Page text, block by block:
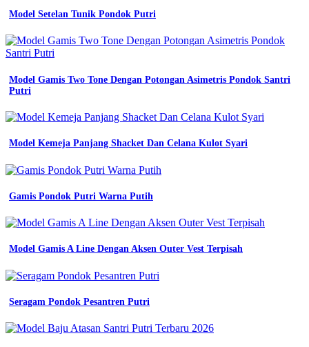
Seragam
Kerja
Warna
Biru
macam
macam
kerja
seragam
elegan
penampilan
profesional
jenis
dan
seragam
sesuai
konveksi
150
Model Setelan Tunik Pondok Putri
Model Gamis Two Tone Dengan Potongan Asimetris Pondok Santri
Putri
Model Kemeja Panjang Shacket Dan Celana Kulot Syari
Gamis Pondok Putri Warna Putih
Model Gamis A Line Dengan Aksen Outer Vest Terpisah
Seragam Pondok Pesantren Putri